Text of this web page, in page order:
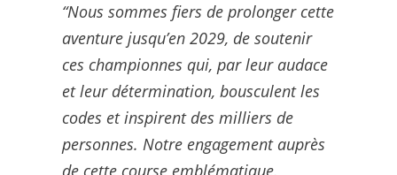
“Nous sommes fiers de prolonger cette
aventure jusqu’en 2029, de soutenir
ces championnes qui, par leur audace
et leur détermination, bousculent les
codes et inspirent des milliers de
personnes. Notre engagement auprès
de cette course emblématique,